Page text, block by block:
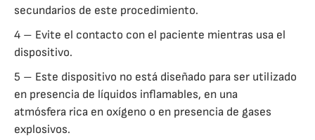
secundarios de este procedimiento.
4 – Evite el contacto con el paciente mientras usa el
dispositivo.
5 – Este dispositivo no está diseñado para ser utilizado
en presencia de líquidos inflamables, en una
atmósfera rica en oxígeno o en presencia de gases
explosivos.